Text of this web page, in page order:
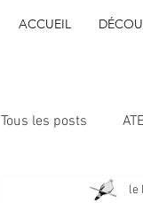
ACCUEIL
Tous les posts
ÉVÈNEMENTS le